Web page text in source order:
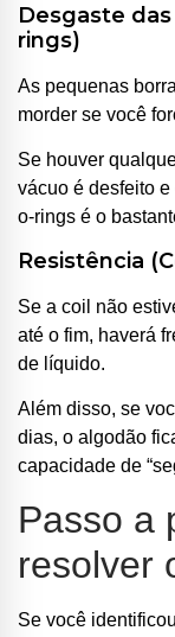
Desgaste
rings)
As pequenas
morder se você
Se houver
vácuo é desfeito
o-rings é o
Resistência
Se a coil não
até o fim, haverá
de líquido.
Além disso, se
dias, o algodão
capacidade de
Passo a
resolver
Se você